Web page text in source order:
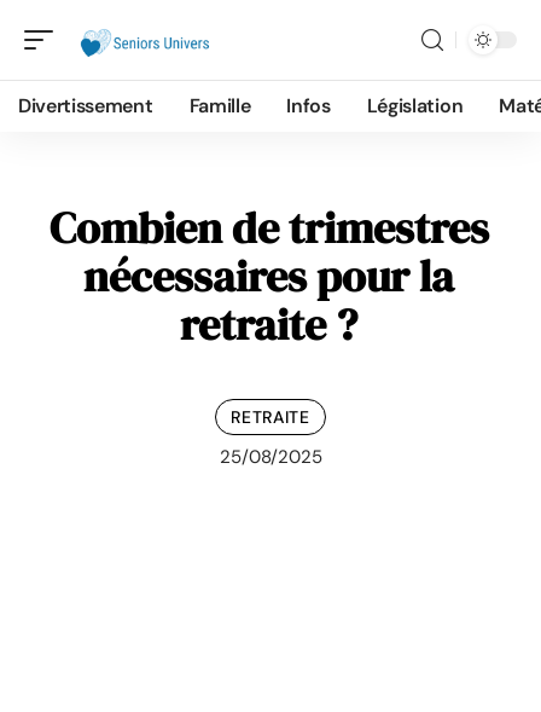
Divertissement Famille Infos Législation
Combien de trimestres
nécessaires pour la
retraite ?
RETRAITE
25/08/2025